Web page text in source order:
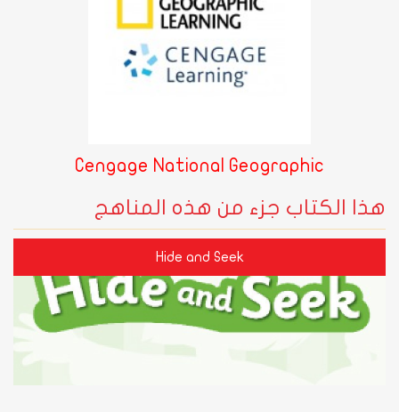
Cengage National Geographic
هذا الكتاب جزء من هذه المناهج
Hide and Seek